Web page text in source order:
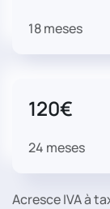
18 meses
120€
24 meses
Acresce IVA à